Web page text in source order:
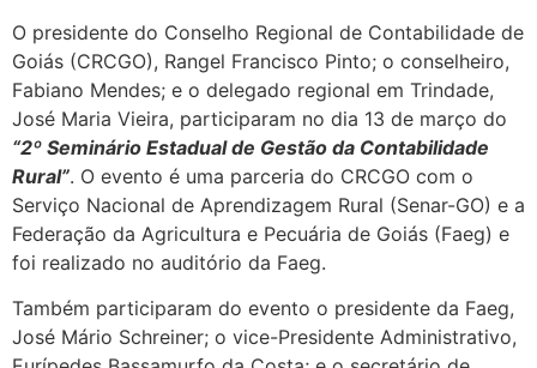
O presidente do Conselho Regional de Contabilidade de
Goiás (CRCGO), Rangel Francisco Pinto; o conselheiro,
Fabiano Mendes; e o delegado regional em Trindade,
José Maria Vieira, participaram no dia 13 de março do
“2º Seminário Estadual de Gestão da Contabilidade
Rural”. O evento é uma parceria do CRCGO com o
Serviço Nacional de Aprendizagem Rural (Senar-GO) e a
Federação da Agricultura e Pecuária de Goiás (Faeg) e
foi realizado no auditório da Faeg.
Também participaram do evento o presidente da Faeg,
José Mário Schreiner; o vice-Presidente Administrativo,